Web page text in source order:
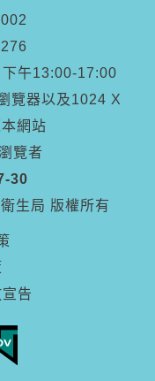
下午13:00-17:00
覽器以及1024 X
網站
覽者
30
生局 版權所有
告